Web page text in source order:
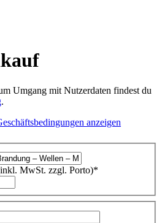
Umgang mit Nutzerdaten findest du
.
anzeigen
MwSt. zzgl. Porto)*